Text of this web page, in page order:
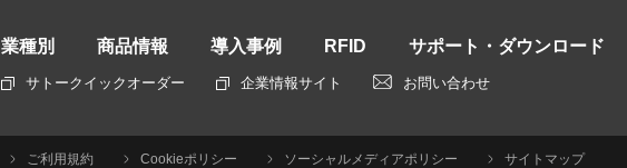
業種別 商品情報 導入事例 RFID サポート・ダウンロード
サトークイックオーダー 企業情報サイト お問い合わせ
ご利用規約 Cookieポリシー ソーシャルメディアポリシー サイトマップ